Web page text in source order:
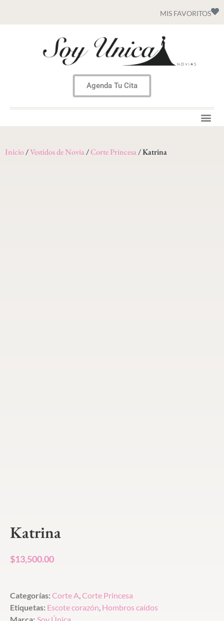
MIS FAVORITOS
Agenda Tu Cita
Inicio/Vestidos de Novia/Corte Princesa/ Katrina
Katrina
$13,500.00
Categorías: Corte A,Corte Princesa
Etiquetas: Escote corazón, Hombros caídos